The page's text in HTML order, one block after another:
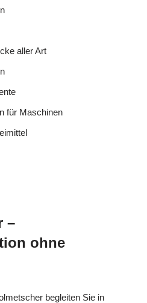
aller Art
für Maschinen
–
ohne
begleiten Sie in